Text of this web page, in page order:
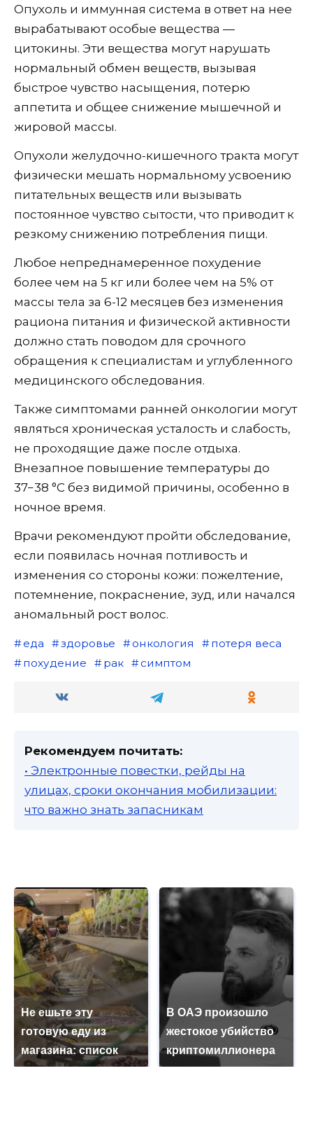
Опухоль и иммунная система в ответ на нее
вырабатывают особые вещества —
цитокины. Эти вещества могут нарушать
нормальный обмен веществ, вызывая
быстрое чувство насыщения, потерю
аппетита и общее снижение мышечной и
жировой массы.
Опухоли желудочно-кишечного тракта могут
физически мешать нормальному усвоению
питательных веществ или вызывать
постоянное чувство сытости, что приводит к
резкому снижению потребления пищи.
Любое непреднамеренное похудение
более чем на 5 кг или более чем на 5% от
массы тела за 6-12 месяцев без изменения
рациона питания и физической активности
должно стать поводом для срочного
обращения к специалистам и углубленного
медицинского обследования.
Также симптомами ранней онкологии могут
являться хроническая усталость и слабость,
не проходящие даже после отдыха.
Внезапное повышение температуры до
37−38 °C без видимой причины, особенно в
ночное время.
Врачи рекомендуют пройти обследование,
если появилась ночная потливость и
изменения со стороны кожи: пожелтение,
потемнение, покраснение, зуд, или начался
аномальный рост волос.
еда здоровье онкология
потеря веса
похудение
рак симптом
Рекомендуем почитать:
• Электронные повестки, рейды на
улицах, сроки окончания мобилизации:
что важно знать запасникам
Не ешьте эту
готовую еду из
магазина: список
В ОАЭ произошло
жестокое убийство
криптомиллионера